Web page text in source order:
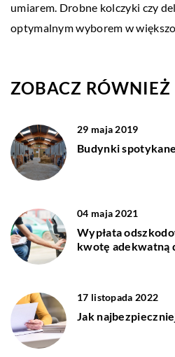
umiarem. Drobne kolczyki czy
optymalnym wyborem w
ZOBACZ RÓWNIEŻ
29 maja 2019
Budynki
04 maja 2021
Wypłata
kwotę adekwatną
17 listopada 2022
Jak